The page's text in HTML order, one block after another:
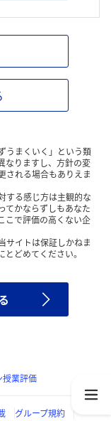
うまくいく」という類
なりますし、方針の変
される場合もありえま
する感じ方は主観的な
てかならずしもあなた
こで評価の高くない企
サイトは保証しかねま
どめてください。
授業評価
グループ規約